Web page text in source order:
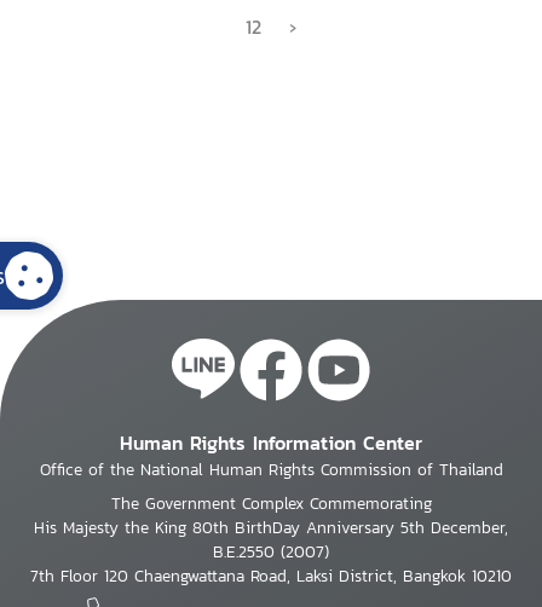
12
›
Human Rights Information Center
Office of the National Human Rights Commission of Thailand
The Government Complex Commemorating
His Majesty the King 80th BirthDay Anniversary 5th December,
B.E.2550 (2007)
7th Floor 120 Chaengwattana Road, Laksi District, Bangkok 10210